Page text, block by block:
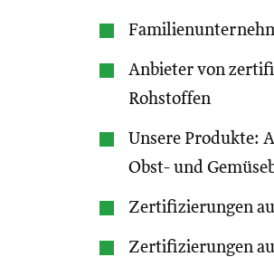
Anbieter von
Rohstoffen
Unsere Produkte:
Obst- und
Zertifizierungen
Zertifizierungen